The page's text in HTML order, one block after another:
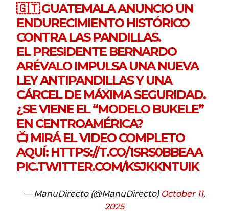
🇬🇹 GUATEMALA ANUNCIO UN
ENDURECIMIENTO HISTÓRICO
CONTRA LAS PANDILLAS.
EL PRESIDENTE BERNARDO
ARÉVALO IMPULSA UNA NUEVA
LEY ANTIPANDILLAS Y UNA
CÁRCEL DE MÁXIMA SEGURIDAD.
¿SE VIENE EL “MODELO BUKELE”
EN CENTROAMÉRICA?
📺 MIRÁ EL VIDEO COMPLETO
AQUÍ: HTTPS://T.CO/1SRS0BBEAA
PIC.TWITTER.COM/KSJKKNTUIK
— ManuDirecto (@ManuDirecto) October 11,
2025